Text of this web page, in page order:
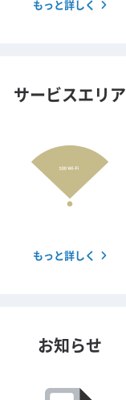
もっと詳しく
サービスエリア
もっと詳しく
お知らせ